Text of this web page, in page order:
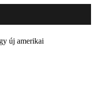
új amerikai